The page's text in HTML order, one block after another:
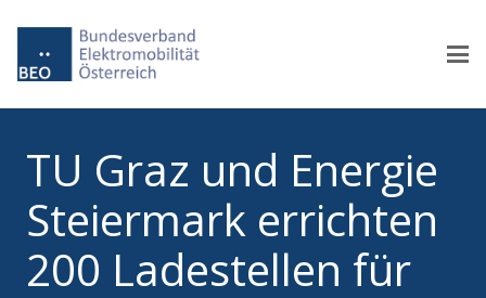
TU Graz und Energie
Steiermark errichten
200 Ladestellen für